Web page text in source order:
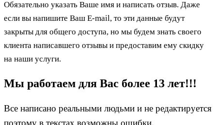
Обязательно указать Ваше имя и написать отзыв. Даже
если вы напишите Ваш E-mail, то эти данные будут
закрыты для общего доступа, но мы будем знать своего
клиента написавшего отзывы и предоставим ему скидку
на наши услуги.
Мы работаем для Вас более 13 лет!!!
Все написано реальными людьми и не редактируется
поэтому в текстах возможны ошибки.